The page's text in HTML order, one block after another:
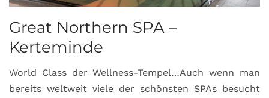
Great Northern SPA –
Kerteminde
World Class der Wellness-Tempel…Auch wenn man
bereits weltweit viele der schönsten SPAs besucht